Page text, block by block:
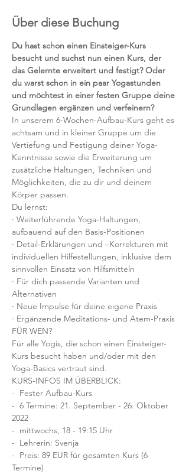
Über diese Buchung
Du hast schon einen Einsteiger-Kurs
besucht und suchst nun einen Kurs, der
das Gelernte erweitert und festigt? Oder
du warst schon in ein paar Yogastunden
und möchtest in einer festen Gruppe deine
Grundlagen ergänzen und verfeinern?
In unserem 6-Wochen-Aufbau-Kurs geht es
achtsam und in kleiner Gruppe um die
Vertiefung und Festigung deiner Yoga-
Kenntnisse sowie die Erweiterung um
zusätzliche Haltungen, Techniken und
Möglichkeiten, die zu dir und deinem
Körper passen.
Du lernst:
· Weiterführende Yoga-Haltungen,
aufbauend auf den Basis-Positionen
· Detail-Erklärungen und –Korrekturen mit
individuellen Hilfestellungen, inklusive dem
sinnvollen Einsatz von Hilfsmitteln
· Für dich passende Varianten und
Alternativen
· Neue Impulse für deine eigene Praxis
· Ergänzende Meditations- und Atem-Praxis
FÜR WEN?
Für alle Yogis, die schon einen Einsteiger-
Kurs besucht haben und/oder mit den
Yoga-Basics vertraut sind.
KURS-INFOS IM ÜBERBLICK:
-  Fester Aufbau-Kurs
-  6 Termine: 21. September - 26. Oktober
2022
-  mittwochs, 18 - 19:15 Uhr
-  Lehrerin: Svenja
-  Preis: 89 EUR für gesamten Kurs (6
Termine)